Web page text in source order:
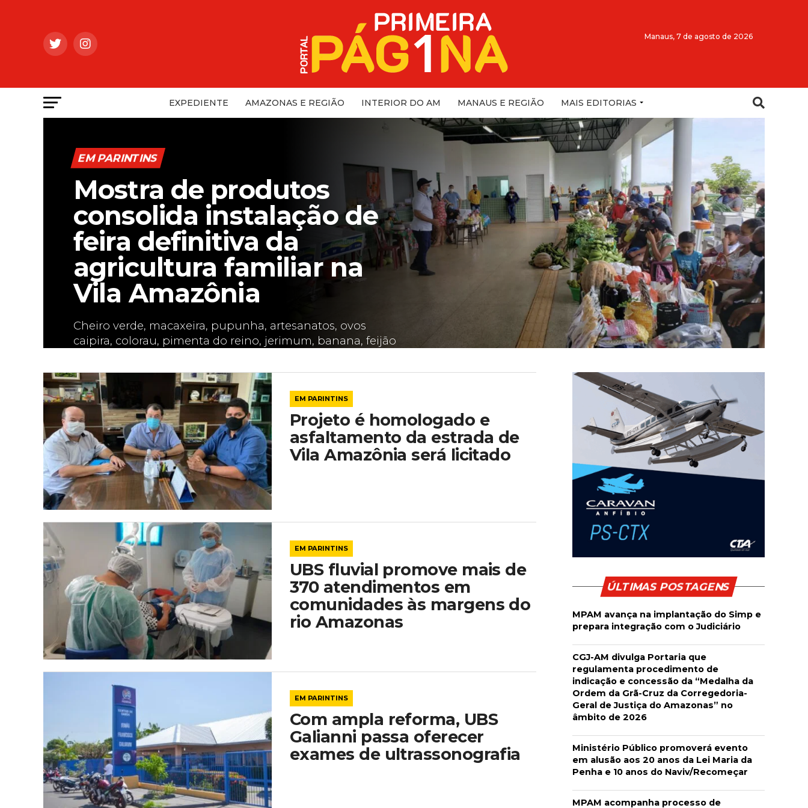
Manaus, 7 de agosto de 2026
EXPEDIENTE AMAZONAS E REGIÃO INTERIOR DO AM MANAUS E REGIÃO MAIS EDITORIAS
EM PARINTINS
Mostra de produtos
consolida instalação de
feira definitiva da
agricultura familiar na
Vila Amazônia
Cheiro verde, macaxeira, pupunha, artesanatos, ovos
caipira, colorau, pimenta do reino, jerimum, banana, feijão
EM PARINTINS
Projeto é homologado e
asfaltamento da estrada de
Vila Amazônia será licitado
EM PARINTINS
UBS fluvial promove mais de
370 atendimentos em
comunidades às margens do
rio Amazonas
EM PARINTINS
Com ampla reforma, UBS
Galianni passa oferecer
exames de ultrassonografia
ÚLTIMAS POSTAGENS
MPAM avança na implantação do Simp e
prepara integração com o Judiciário
CGJ-AM divulga Portaria que
regulamenta procedimento de
indicação e concessão da “Medalha da
Ordem da Grã-Cruz da Corregedoria-
Geral de Justiça do Amazonas” no
âmbito de 2026
Ministério Público promoverá evento
em alusão aos 20 anos da Lei Maria da
Penha e 10 anos do Naviv/Recomeçar
MPAM acompanha processo de